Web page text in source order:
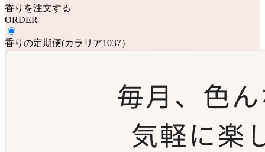
香りを注文する
ORDER
香りの定期便(カラリア1037）